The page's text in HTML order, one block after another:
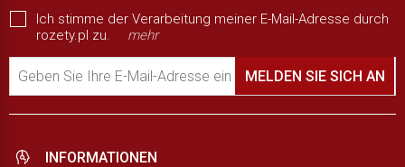
Ich stimme der Verarbeitung meiner E-Mail-Adresse durch
rozety.pl zu.
mehr
Geben Sie Ihre E-Mail-Adresse ein MELDEN SIE SICH AN
INFORMATIONEN